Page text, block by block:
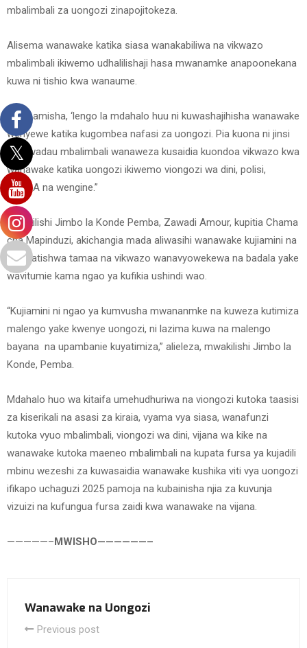
mbalimbali za uongozi zinapojitokeza.
Alisema wanawake katika siasa wanakabiliwa na vikwazo
mbalimbali ikiwemo udhalilishaji hasa mwanamke anapoonekana
kuwa ni tishio kwa wanaume.
Alifahamisha, ‘lengo la mdahalo huu ni kuwashajihisha wanawake
wenyewe katika kugombea nafasi za uongozi. Pia kuona ni jinsi
gani wadau mbalimbali wanaweza kusaidia kuondoa vikwazo kwa
wanawake katika uongozi ikiwemo viongozi wa dini, polisi,
ZAECA na wengine.”
Mwakilishi Jimbo la Konde Pemba, Zawadi Amour, kupitia Chama
cha Mapinduzi, akichangia mada aliwasihi wanawake kujiamini na
kutokatishwa tamaa na vikwazo wanavyowekewa na badala yake
wavitumie kama ngao ya kufikia ushindi wao.
“Kujiamini ni ngao ya kumvusha mwananmke na kuweza kutimiza
malengo yake kwenye uongozi, ni lazima kuwa na malengo
bayana na upambanie kuyatimiza,” alieleza, mwakilishi Jimbo la
Konde, Pemba.
Mdahalo huo wa kitaifa umehudhuriwa na viongozi kutoka taasisi
za kiserikali na asasi za kiraia, vyama vya siasa, wanafunzi
kutoka vyuo mbalimbali, viongozi wa dini, vijana wa kike na
wanawake kutoka maeneo mbalimbali na kupata fursa ya kujadili
mbinu wezeshi za kuwasaidia wanawake kushika viti vya uongozi
ifikapo uchaguzi 2025 pamoja na kubainisha njia za kuvunja
vizuizi na kufungua fursa zaidi kwa wanawake na vijana.
—————–MWISHO——————–
Wanawake na Uongozi
Previous post